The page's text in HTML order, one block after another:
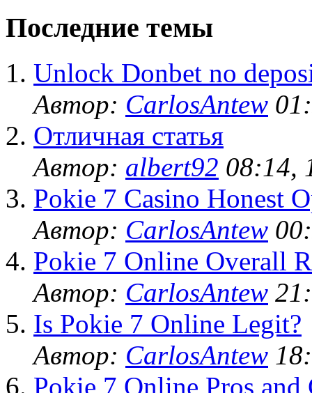
Последние темы
Unlock Donbet no
Автор: CarlosAntew
Отличная статья
Автор: albert92 08:14,
Pokie 7 Casino Honest
Автор: CarlosAntew
Pokie 7 Online Overall
Автор: CarlosAntew
Is Pokie 7 Online Legit?
Автор: CarlosAntew
Pokie 7 Online Pros and